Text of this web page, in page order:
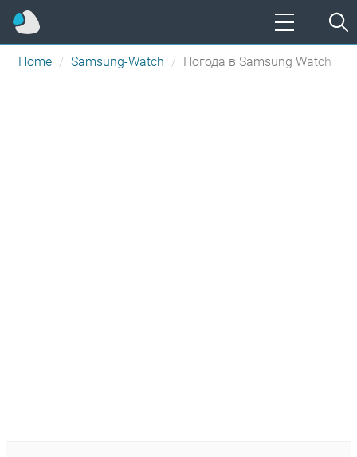
Home Samsung-Watch Погода в Samsung Watch